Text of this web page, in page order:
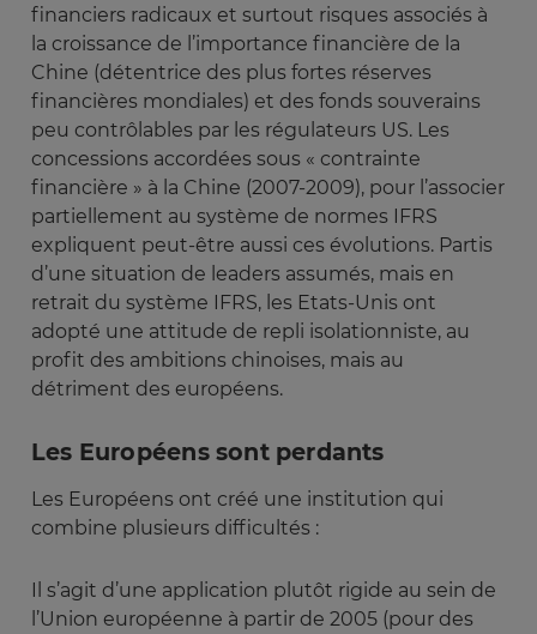
financiers radicaux et surtout risques associés à
la croissance de l’importance financière de la
Chine (détentrice des plus fortes réserves
financières mondiales) et des fonds souverains
peu contrôlables par les régulateurs US. Les
concessions accordées sous « contrainte
financière » à la Chine (2007-2009), pour l’associer
partiellement au système de normes IFRS
expliquent peut-être aussi ces évolutions. Partis
d’une situation de leaders assumés, mais en
retrait du système IFRS, les Etats-Unis ont
adopté une attitude de repli isolationniste, au
profit des ambitions chinoises, mais au
détriment des européens.
Les Européens sont perdants
Les Européens ont créé une institution qui
combine plusieurs difficultés :
Il s’agit d’une application plutôt rigide au sein de
l’Union européenne à partir de 2005 (pour des